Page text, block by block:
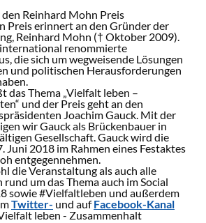
Reinhard Mohn Preis
Preis erinnert an den Gründer der
Reinhard Mohn († Oktober 2009).
renommierte
die sich um wegweisende Lösungen
und politischen Herausforderungen
das Thema „Vielfalt leben –
und der Preis geht an den
Joachim Gauck. Mit der
wir Gauck als Brückenbauer in
Gesellschaft. Gauck wird die
Juni 2018 im Rahmen eines Festaktes
entgegennehmen.
die Veranstaltung als auch alle
um das Thema auch im Social
sowie #Vielfaltleben und außerdem
Twitter- und aufFacebook-Kanal
leben - Zusammenhalt